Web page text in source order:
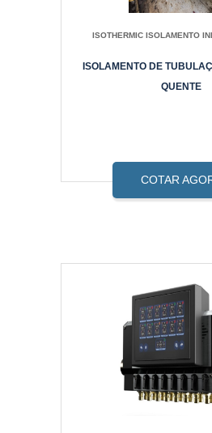
ISOTHERMIC ISOLAMENTO
ISOLAMENTO DE
QUENTE
COTAR